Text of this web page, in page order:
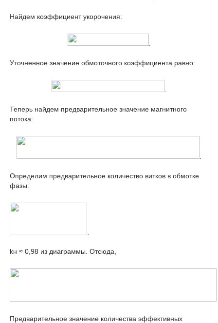
Найдем коэффициент укорочения:
Уточненное значение обмоточного коэффициента равно:
Теперь найдем предварительное значение магнитного
потока:
Определим предварительное количество витков в обмотке
фазы:
kн ≈ 0,98 из диаграммы. Отсюда,
Предварительное значение количества эффективных